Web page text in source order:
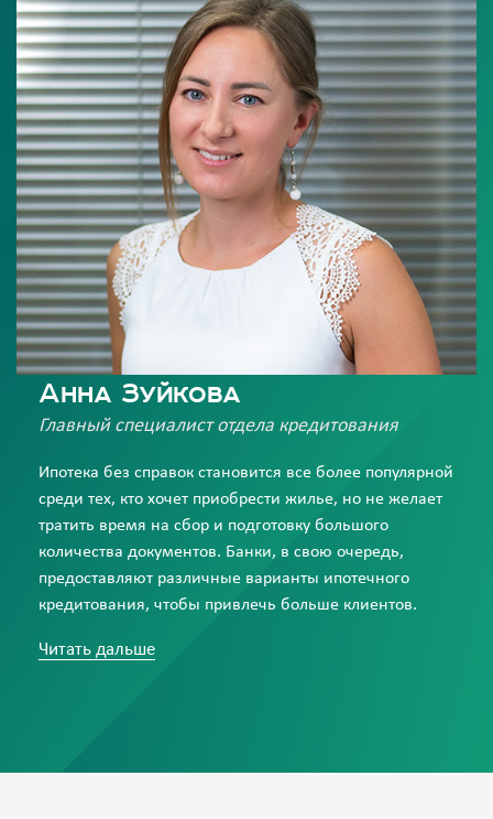
Анна Зуйкова
Главный специалист отдела кредитования
Ипотека без справок становится все более популярной
среди тех, кто хочет приобрести жилье, но не желает
тратить время на сбор и подготовку большого
количества документов. Банки, в свою очередь,
предоставляют различные варианты ипотечного
кредитования, чтобы привлечь больше клиентов.
Если вам нужна помощь с ипотекой, лучше обратиться к
Читать дальше